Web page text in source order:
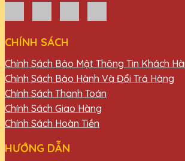
CHÍNH SÁCH
Chính Sách Bảo Mật Thông Tin Khách
Chính Sách Bảo Hành Và Đổi Trả Hàng
Chính Sách Thanh Toán
Chính Sách Giao Hàng
Chính Sách Hoàn Tiền
HƯỚNG DẪN